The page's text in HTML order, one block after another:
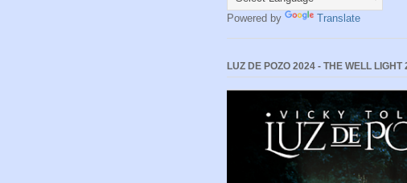
Powered by Translate
LUZ DE POZO 2024 - THE WELL LIGHT